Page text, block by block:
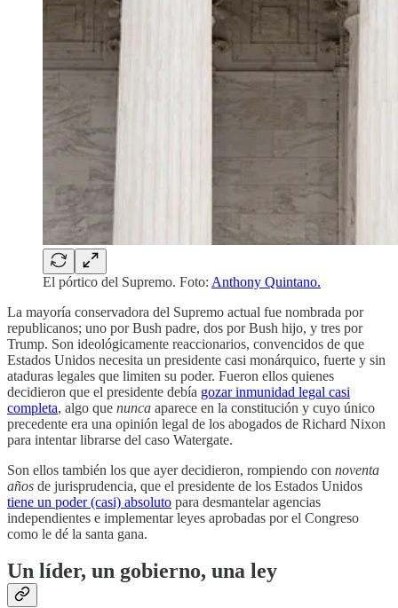
El pórtico del Supremo. Foto: Anthony Quintano.
La mayoría conservadora del Supremo actual fue nombrada por
republicanos; uno por Bush padre, dos por Bush hijo, y tres por
Trump. Son ideológicamente reaccionarios, convencidos de que
Estados Unidos necesita un presidente casi monárquico, fuerte y sin
ataduras legales que limiten su poder. Fueron ellos quienes
decidieron que el presidente debía gozar inmunidad legal casi
completa, algo que nunca aparece en la constitución y cuyo único
precedente era una opinión legal de los abogados de Richard Nixon
para intentar librarse del caso Watergate.
Son ellos también los que ayer decidieron, rompiendo con noventa
años de jurisprudencia, que el presidente de los Estados Unidos
tiene un poder (casi) absoluto para desmantelar agencias
independientes e implementar leyes aprobadas por el Congreso
como le dé la santa gana.
Un líder, un gobierno, una ley